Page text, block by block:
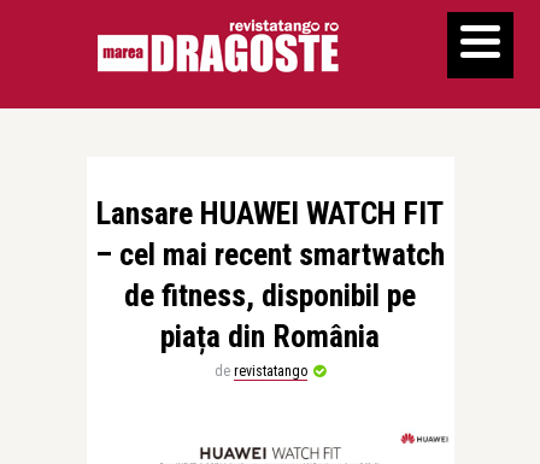
Lansare HUAWEI WATCH FIT
– cel mai recent smartwatch
de fitness, disponibil pe
piața din România
de revistatango